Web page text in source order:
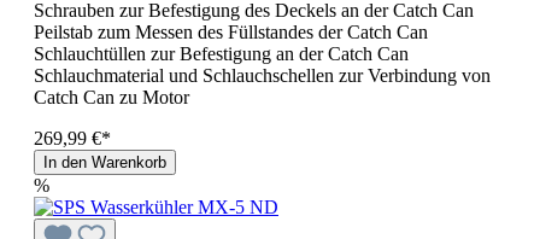
Schrauben zur Befestigung des Deckels an der Catch Can
Peilstab zum Messen des Füllstandes der Catch Can
Schlauchtüllen zur Befestigung an der Catch Can
Schlauchmaterial und Schlauchschellen zur Verbindung von
Catch Can zu Motor
269,99 €*
In den Warenkorb
%